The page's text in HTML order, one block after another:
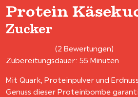
Protein
Zucker
(2 Bewertungen)
Zubereitungsdauer: 55 Minuten
Mit Quark, Proteinpulver und
Genuss dieser Proteinbombe